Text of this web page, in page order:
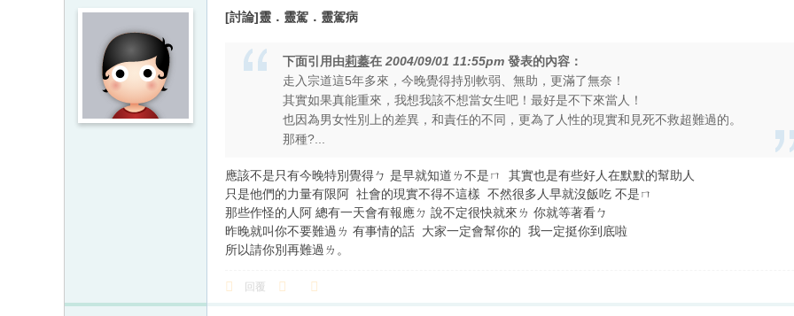
[討論]靈．靈駕．靈駕病
下面引用由莉蓁在 2004/09/01 11:55pm 發表的內容：
走入宗道這5年多來，今晚覺得持別軟弱、無助，更滿了無奈！
其實如果真能重來，我想我該不想當女生吧！最好是不下來當人！
也因為男女性別上的差異，和責任的不同，更為了人性的現實和見死不救超難過的。
那種?...
應該不是只有今晚特別覺得ㄅ 是早就知道ㄌ不是ㄇ 其實也是有些好人在默默的幫助人
只是他們的力量有限阿 社會的現實不得不這樣 不然很多人早就沒飯吃 不是ㄇ
那些作怪的人阿 總有一天會有報應ㄉ 說不定很快就來ㄌ 你就等著看ㄅ
昨晚就叫你不要難過ㄌ 有事情的話 大家一定會幫你的 我一定挺你到底啦
所以請你別再難過ㄌ。
回覆